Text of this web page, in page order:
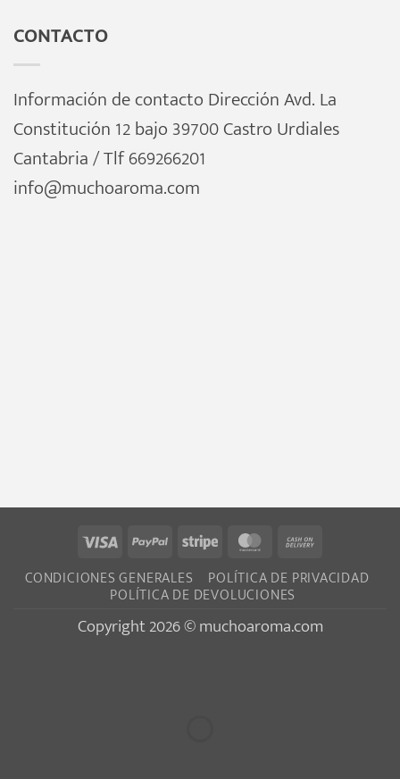
CONTACTO
Información de contacto Dirección Avd. La
Constitución 12 bajo 39700 Castro Urdiales
Cantabria / Tlf 669266201
info@muchoaroma.com
Visa PayPalStripe MasterCard
On
Delivery
CONDICIONES GENERALES POLÍTICA DE PRIVACIDAD
POLÍTICA DE DEVOLUCIONES
Copyright 2026 © muchoaroma.com